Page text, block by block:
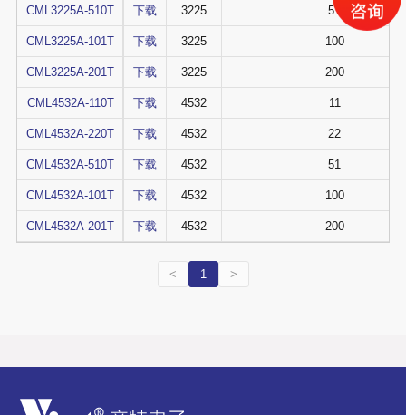
CML3225A-510T 下载 3225 51
CML3225A-101T 下载 3225 100
CML3225A-201T 下载 3225 200
CML4532A-110T 下载 4532 11
CML4532A-220T 下载 4532 22
CML4532A-510T 下载 4532 51
CML4532A-101T 下载 4532 100
CML4532A-201T 下载 4532 200
< 1 >